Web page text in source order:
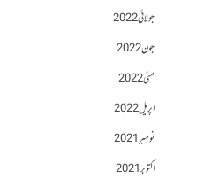
جولائی 2022
جون 2022
مئی 2022
اپریل 2022
نومبر 2021
اکتوبر 2021